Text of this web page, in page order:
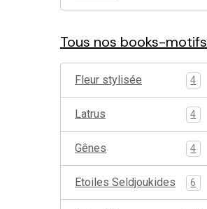
Tous nos books-motifs
Fleur stylisée 4
Latrus 4
Gênes 4
Etoiles Seldjoukides 6